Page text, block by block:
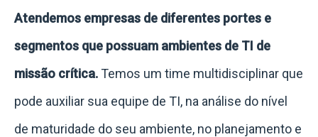
Atendemos empresas de diferentes portes e
segmentos que possuam ambientes de TI de
missão crítica.Temos um time multidisciplinar que
pode auxiliar sua equipe de TI, na análise do nível
de maturidade do seu ambiente, no planejamento e